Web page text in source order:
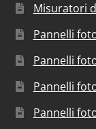
Misuratori
Pannelli
Pannelli
Pannelli
Pannelli